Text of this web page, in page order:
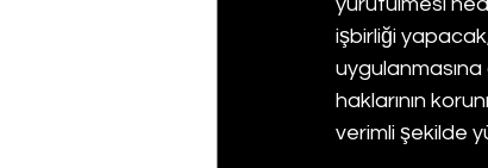
işbirliği
haklarının
verimli şekilde